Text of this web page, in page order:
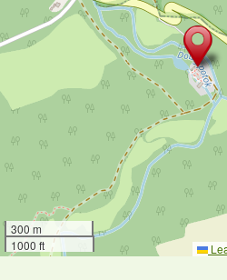
300 m
1000 ft